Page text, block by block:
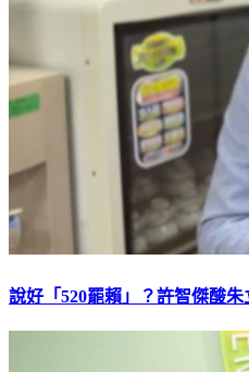
說好「520罷賴」？許智傑酸